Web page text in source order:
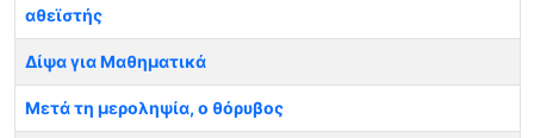
αθεϊστής
Δίψα για Μαθηματικά
Μετά τη μεροληψία, ο θόρυβος